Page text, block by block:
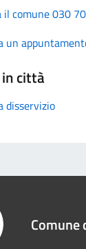
il comune 030
un
città
disservizio
Comune